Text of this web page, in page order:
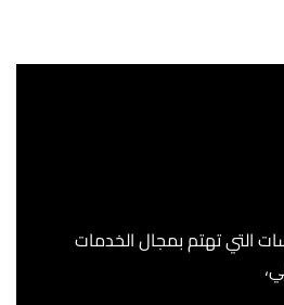
التي تهتم بمجال الخدمات